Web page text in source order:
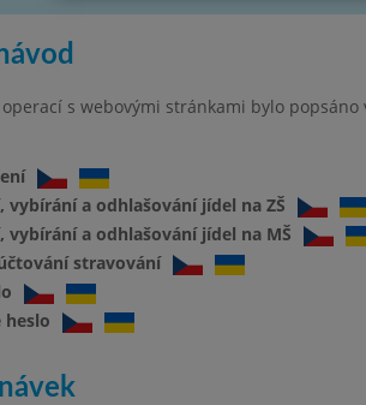
s webovými stránkami bylo
vybírání a odhlašování jídel na ZŠ
vybírání a odhlašování jídel na MŠ
stravování
heslo